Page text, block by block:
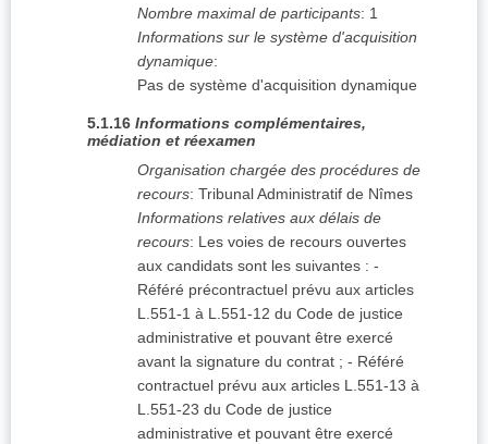
Nombre maximal de participants: 1
Informations sur le système d'acquisition
dynamique:
Pas de système d'acquisition dynamique
5.1.16 Informations complémentaires,
médiation et réexamen
Organisation chargée des procédures de
recours: Tribunal Administratif de Nîmes
Informations relatives aux délais de
recours: Les voies de recours ouvertes
aux candidats sont les suivantes : -
Référé précontractuel prévu aux articles
L.551-1 à L.551-12 du Code de justice
administrative et pouvant être exercé
avant la signature du contrat ; - Référé
contractuel prévu aux articles L.551-13 à
L.551-23 du Code de justice
administrative et pouvant être exercé